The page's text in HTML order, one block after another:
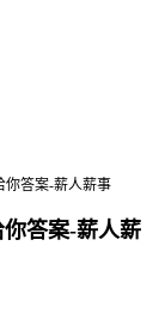
你答案-薪人薪事
答案-薪人薪